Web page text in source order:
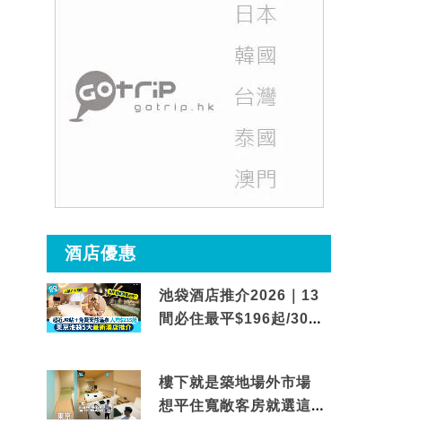
酒店優惠
池袋酒店推介2026｜13
間必住最平$196起/30秒
樓下就是築地場外市場
想平住寬敞客房就選這間